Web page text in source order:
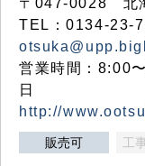
〒047-0028 北
TEL：0134-23-
営業時間：8:00
日
http://
販売可 工